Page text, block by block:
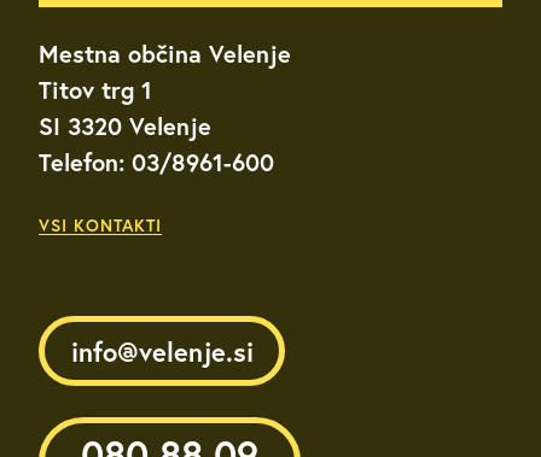
Mestna občina Velenje
Titov trg 1
SI 3320 Velenje
Telefon: 03/8961-600
VSI KONTAKTI
info@velenje.si